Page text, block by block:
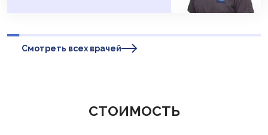
Смотреть всех врачей
СТОИМОСТЬ